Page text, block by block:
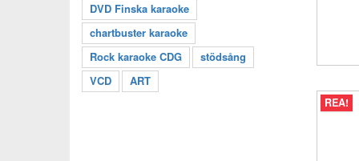
DVD Finska karaoke
chartbuster karaoke
Rock karaoke CDG
stödsång
VCD
ART
REA!